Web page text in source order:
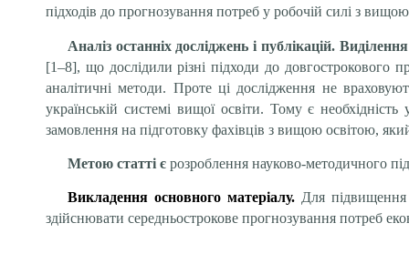
підходів до прогнозування потреб у робочій силі з
Аналіз останніх досліджень і публікацій.
[1–8], що дослідили різні підходи до довгострокового
аналітичні методи. Проте ці дослідження не
українській системі вищої освіти. Тому є
замовлення на підготовку фахівців з вищою освітою,
Метою статті єрозроблення науково-методичного
Викладення основного матеріалу. Для підвищення
здійснювати середньострокове прогнозування потреб